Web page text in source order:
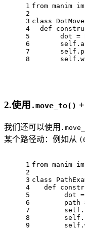
1
2
3
4
5
6
7
8
from manim
class
def
dot =
2.使用 .move_to()
我们还可以使用
某个路径动：例如从
1
2
3
4
5
6
7
8
9
from manim
class
def
dot
path